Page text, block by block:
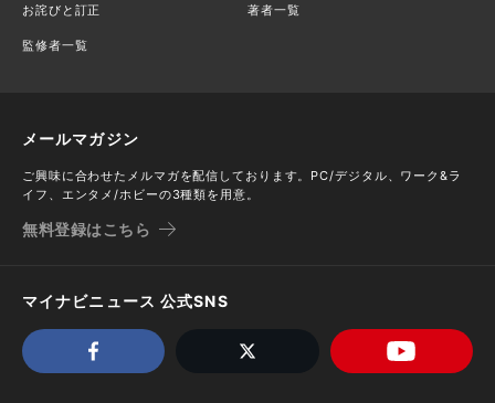
お詫びと訂正 著者一覧
監修者一覧
メールマガジン
ご興味に合わせたメルマガを配信しております。PC/デジタル、ワーク&ラ
イフ、エンタメ/ホビーの3種類を用意。
無料登録はこちら
マイナビニュース 公式SNS